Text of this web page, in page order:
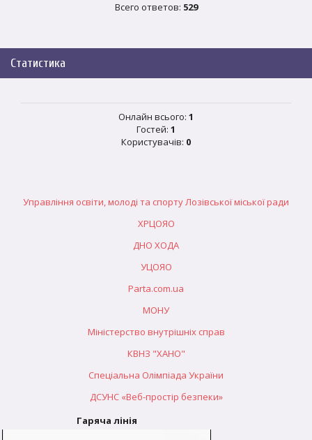
Всего ответов: 529
Статистика
Онлайн всього: 1
Гостей: 1
Користувачів: 0
Управління освіти, молоді та спорту Лозівської міської ради
ХРЦОЯО
ДНО ХОДА
УЦОЯО
Parta.com.ua
МОНУ
Міністерство внутрішніх справ
КВНЗ "ХАНО"
Спеціальна Олімпіада України
ДСУНС «Веб-простір безпеки»
Гаряча лінія